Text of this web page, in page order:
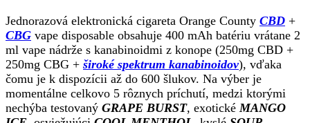
Jednorazová elektronická cigareta Orange County CBD +
CBG vape disposable obsahuje 400 mAh batériu vrátane 2
ml vape nádrže s kanabinoidmi z konope (250mg CBD +
250mg CBG + široké spektrum kanabinoidov), vďaka
čomu je k dispozícii až do 600 šlukov. Na výber je
momentálne celkovo 5 rôznych príchutí, medzi ktorými
nechýba testovaný GRAPE BURST, exotickéMANGO